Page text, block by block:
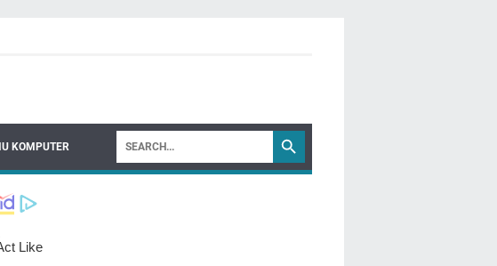
KOMPUTER